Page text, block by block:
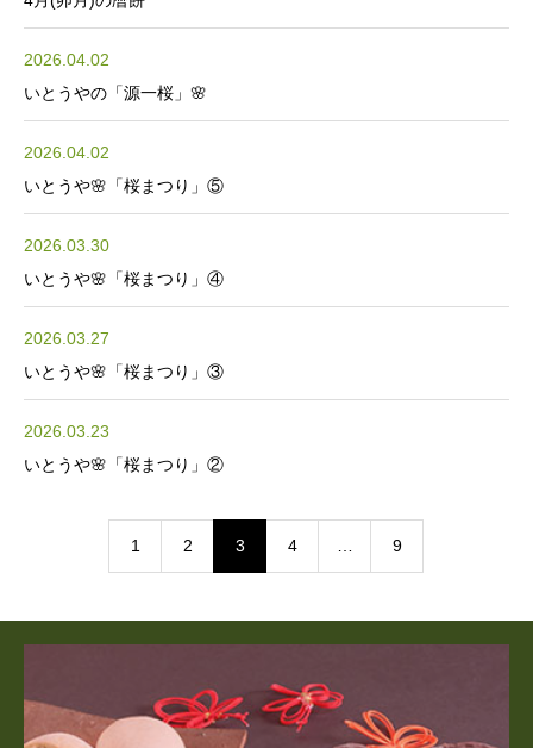
2026.04.02
いとうやの「源一桜」🌸
2026.04.02
いとうや🌸「桜まつり」⑤
2026.03.30
いとうや🌸「桜まつり」④
2026.03.27
いとうや🌸「桜まつり」③
2026.03.23
いとうや🌸「桜まつり」②
1 2 3 4 9